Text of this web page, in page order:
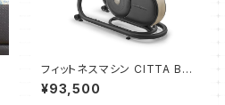
フィットネスマシン CITTA BT5.
0
¥93,500